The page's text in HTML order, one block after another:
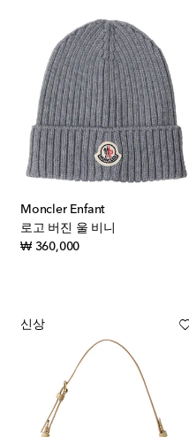
Moncler Enfant
로고 버진 울 비니
₩ 360,000original price
신상